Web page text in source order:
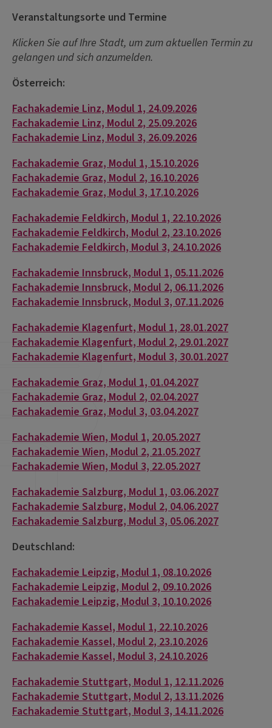
Veranstaltungsorte und Termine
Klicken Sie auf Ihre Stadt, um zum aktuellen Termin zu
gelangen und sich anzumelden.
Österreich:
Fachakademie Linz, Modul 1, 24.09.2026
Fachakademie Linz, Modul 2, 25.09.2026
Fachakademie Linz, Modul 3, 26.09.2026
Fachakademie Graz, Modul 1, 15.10.2026
Fachakademie Graz, Modul 2, 16.10.2026
Fachakademie Graz, Modul 3, 17.10.2026
Fachakademie Feldkirch, Modul 1, 22.10.2026
Fachakademie Feldkirch, Modul 2, 23.10.2026
Fachakademie Feldkirch, Modul 3, 24.10.2026
Fachakademie Innsbruck, Modul 1, 05.11.2026
Fachakademie Innsbruck, Modul 2, 06.11.2026
Fachakademie Innsbruck, Modul 3, 07.11.2026
Fachakademie Klagenfurt, Modul 1, 28.01.2027
Fachakademie Klagenfurt, Modul 2, 29.01.2027
Fachakademie Klagenfurt, Modul 3, 30.01.2027
Fachakademie Graz, Modul 1, 01.04.2027
Fachakademie Graz, Modul 2, 02.04.2027
Fachakademie Graz, Modul 3, 03.04.2027
Fachakademie Wien, Modul 1, 20.05.2027
Fachakademie Wien, Modul 2, 21.05.2027
Fachakademie Wien, Modul 3, 22.05.2027
Fachakademie Salzburg, Modul 1, 03.06.2027
Fachakademie Salzburg, Modul 2, 04.06.2027
Fachakademie Salzburg, Modul 3, 05.06.2027
Deutschland:
Fachakademie Leipzig, Modul 1, 08.10.2026
Fachakademie Leipzig, Modul 2, 09.10.2026
Fachakademie Leipzig, Modul 3, 10.10.2026
Fachakademie Kassel, Modul 1, 22.10.2026
Fachakademie Kassel, Modul 2, 23.10.2026
Fachakademie Kassel, Modul 3, 24.10.2026
Fachakademie Stuttgart, Modul 1, 12.11.2026
Fachakademie Stuttgart, Modul 2, 13.11.2026
Fachakademie Stuttgart, Modul 3, 14.11.2026